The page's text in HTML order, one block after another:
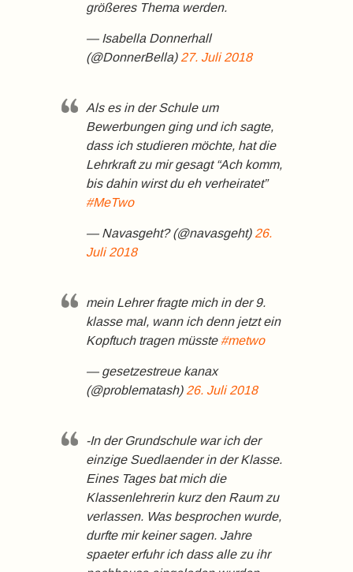
größeres Thema werden.
— Isabella Donnerhall
(@DonnerBella) 27. Juli 2018
Als es in der Schule um
Bewerbungen ging und ich sagte,
dass ich studieren möchte, hat die
Lehrkraft zu mir gesagt “Ach komm,
bis dahin wirst du eh verheiratet”
#MeTwo
— Navasgeht? (@navasgeht) 26.
Juli 2018
mein Lehrer fragte mich in der 9.
klasse mal, wann ich denn jetzt ein
Kopftuch tragen müsste #metwo
— gesetzestreue kanax
(@problematash) 26. Juli 2018
-In der Grundschule war ich der
einzige Suedlaender in der Klasse.
Eines Tages bat mich die
Klassenlehrerin kurz den Raum zu
verlassen. Was besprochen wurde,
durfte mir keiner sagen. Jahre
spaeter erfuhr ich dass alle zu ihr